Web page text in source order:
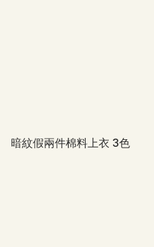
暗紋假兩件棉料上衣 3色